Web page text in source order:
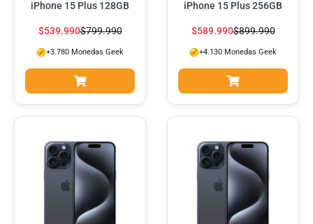
iPhone 15 Plus 128GB
$539.990$799.990
+3.780 Monedas Geek
iPhone 15 Plus 256GB
$589.990$899.990
+4.130 Monedas Geek